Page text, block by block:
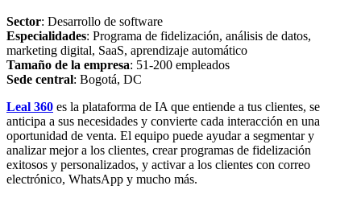
Sector: Desarrollo de software
Especialidades: Programa de fidelización, análisis de datos,
marketing digital, SaaS, aprendizaje automático
Tamaño de la empresa: 51-200 empleados
Sede central: Bogotá, DC
Leal 360 es la plataforma de IA que entiende a tus clientes, se
anticipa a sus necesidades y convierte cada interacción en una
oportunidad de venta. El equipo puede ayudar a segmentar y
analizar mejor a los clientes, crear programas de fidelización
exitosos y personalizados, y activar a los clientes con correo
electrónico, WhatsApp y mucho más.